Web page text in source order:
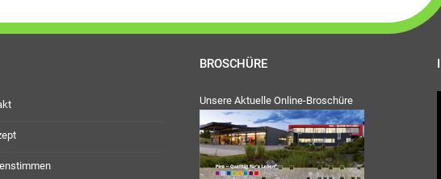
BROSCHÜRE
Unsere Aktuelle Online-Broschüre